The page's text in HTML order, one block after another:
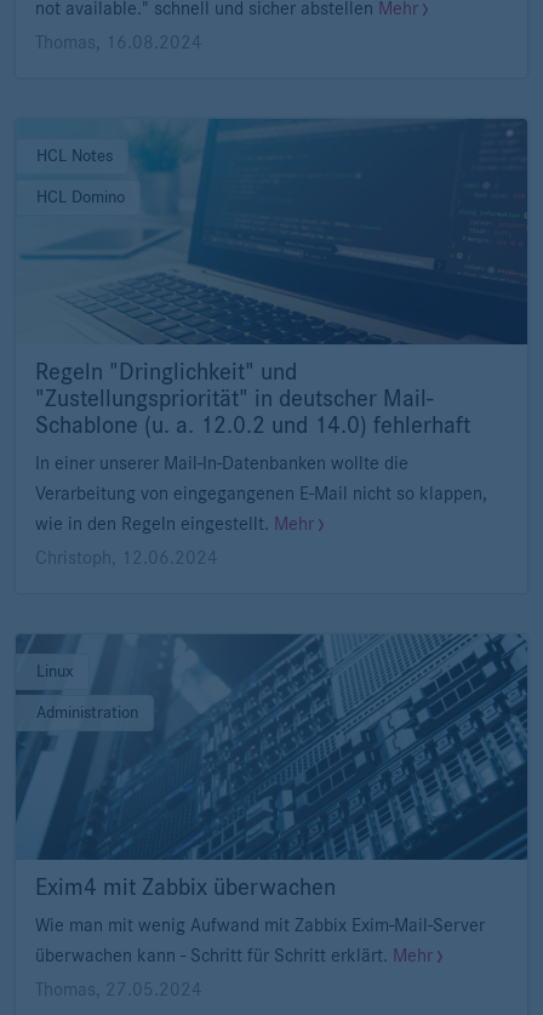
not available." schnell und sicher abstellen Mehr
Thomas, 16.08.2024
HCL Notes
HCL Domino
Regeln "Dringlichkeit" und
"Zustellungspriorität" in deutscher Mail-
Schablone (u. a. 12.0.2 und 14.0) fehlerhaft
In einer unserer Mail-In-Datenbanken wollte die
Verarbeitung von eingegangenen E-Mail nicht so klappen,
wie in den Regeln eingestellt. Mehr
Christoph, 12.06.2024
Linux
Administration
Exim4 mit Zabbix überwachen
Wie man mit wenig Aufwand mit Zabbix Exim-Mail-Server
überwachen kann - Schritt für Schritt erklärt. Mehr
Thomas
27.05.2024